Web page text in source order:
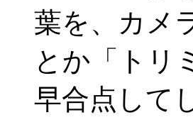
葉を、カメ
とか「トリ
早合点して